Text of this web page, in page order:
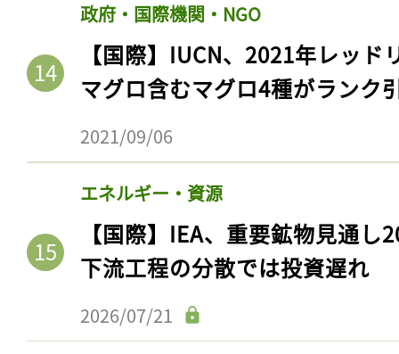
政府・国際機関・NGO
【国際】IUCN、2021年レッ
マグロ含むマグロ4種がランク
2021/09/06
エネルギー・資源
【国際】IEA、重要鉱物見通
下流工程の分散では投資遅れ
2026/07/21